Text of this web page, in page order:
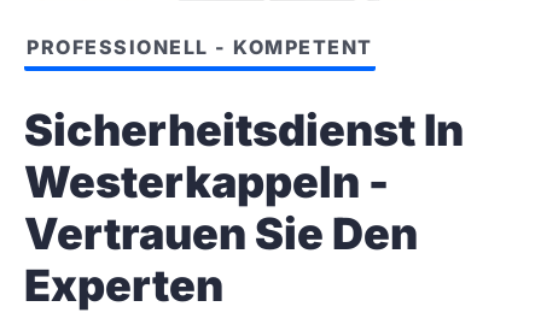
PROFESSIONELL - KOMPETENT
Sicherheitsdienst In
Westerkappeln -
Vertrauen Sie Den
Experten